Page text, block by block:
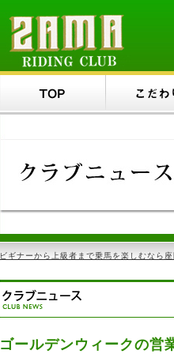
ビギナーから上級者まで乗馬を楽しむなら
ゴールデンウィークの営